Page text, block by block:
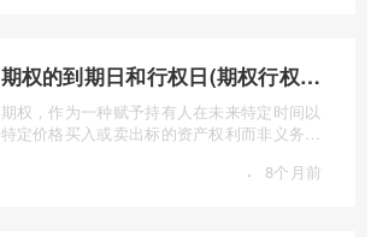
期权的到期日和行权日(期权行权日到期虚值期权都将清零)
期权，作为一种赋予持有人在未来特定时间以
特定价格买入或卖出标的资产权利而非义务的
· 8个月前